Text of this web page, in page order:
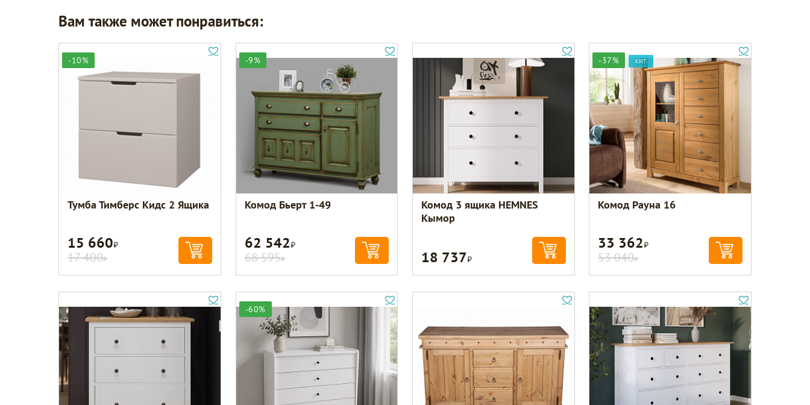
Вам также может понравиться:
-10%
Тумба Тимберс Кидс 2 Ящика
15 660Р
17 400Р
-9%
Комод Бьерт 1-49
62 542Р
68 595Р
Комод 3 ящика HEMNES
Кымор
18 737Р
-37% ХИТ
Комод Рауна 16
33 362Р
53 040Р
-60%